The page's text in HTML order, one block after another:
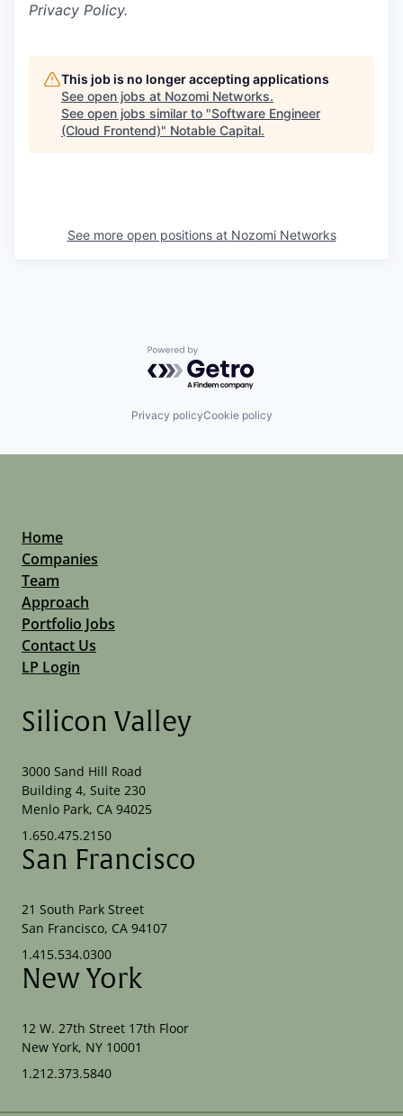
Privacy Policy.
This job is no longer accepting applications
See open jobs at Nozomi Networks.
See open jobs similar to "Software Engineer
(Cloud Frontend)" Notable Capital.
See more open positions at Nozomi Networks
Powered by Getro.com
Privacy policyCookie policy
Home
Companies
Team
Approach
Portfolio Jobs
Contact Us
LP Login
Silicon Valley
3000 Sand Hill Road
Building 4, Suite 230
Menlo Park, CA 94025
1.650.475.2150
San Francisco
21 South Park Street
San Francisco, CA 94107
1.415.534.0300
New York
12 W. 27th Street 17th Floor
New York, NY 10001
1.212.373.5840